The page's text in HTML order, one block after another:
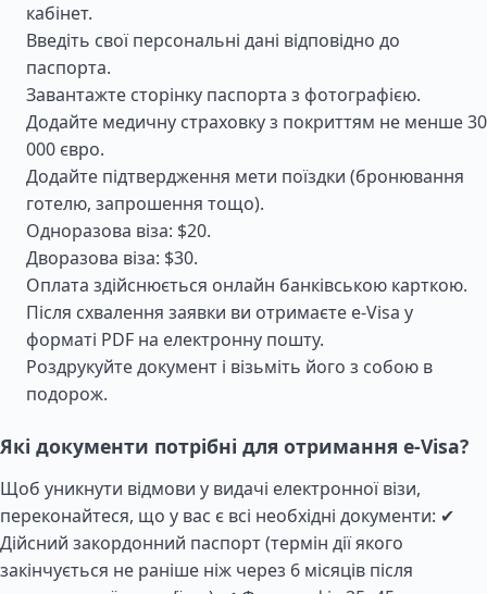
кабінет.
Введіть свої персональні дані відповідно до
паспорта.
Завантажте сторінку паспорта з фотографією.
Додайте медичну страховку з покриттям не менше 30
000 євро.
Додайте підтвердження мети поїздки (бронювання
готелю, запрошення тощо).
Одноразова віза: $20.
Дворазова віза: $30.
Оплата здійснюється онлайн банківською карткою.
Після схвалення заявки ви отримаєте e-Visa у
форматі PDF на електронну пошту.
Роздрукуйте документ і візьміть його з собою в
подорож.
Які документи потрібні для отримання e-Visa?
Щоб уникнути відмови у видачі електронної візи,
переконайтеся, що у вас є всі необхідні документи: ✔
Дійсний закордонний паспорт (термін дії якого
закінчується не раніше ніж через 6 місяців після